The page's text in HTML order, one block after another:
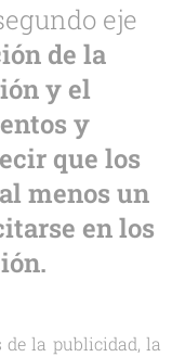
eje
de la
y el
y
que los
menos un
en los
la publicidad, la